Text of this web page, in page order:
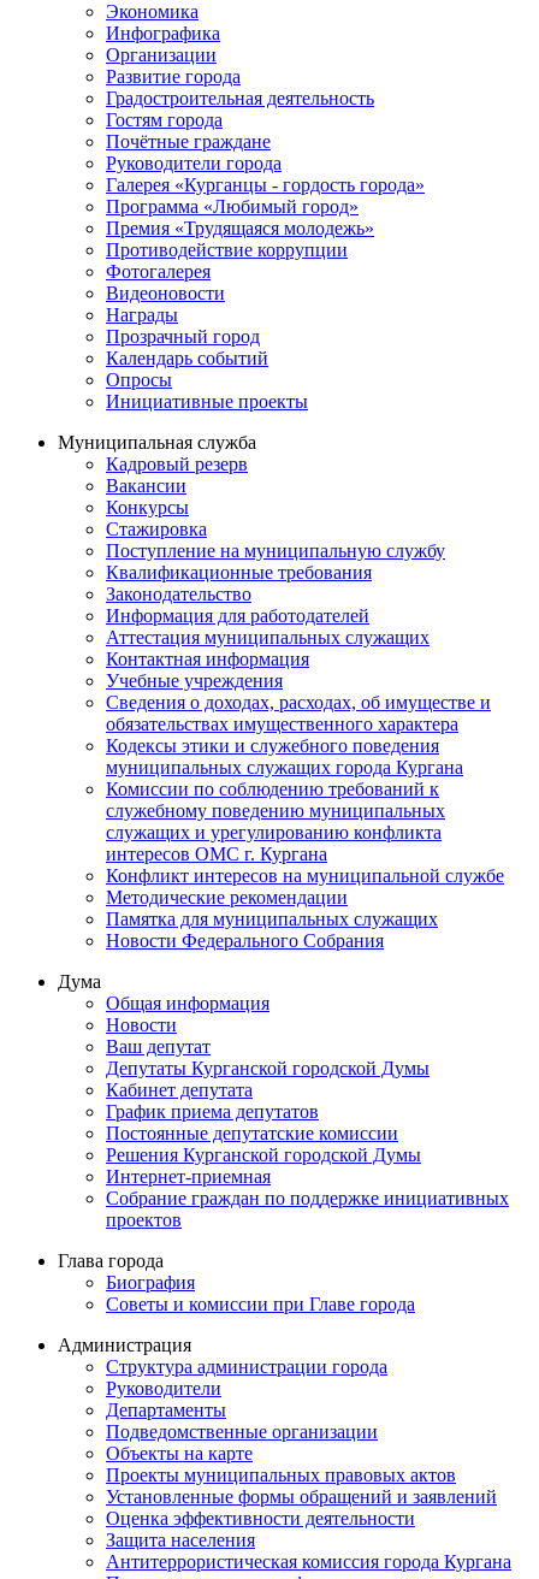
Экономика
Инфографика
Организации
Развитие города
Градостроительная деятельность
Гостям города
Почётные граждане
Руководители города
Галерея «Курганцы - гордость города»
Программа «Любимый город»
Премия «Трудящаяся молодежь»
Противодействие коррупции
Фотогалерея
Видеоновости
Награды
Прозрачный город
Календарь событий
Опросы
Инициативные проекты
Муниципальная служба
Кадровый резерв
Вакансии
Конкурсы
Стажировка
Поступление на муниципальную службу
Квалификационные требования
Законодательство
Информация для работодателей
Аттестация муниципальных служащих
Контактная информация
Учебные учреждения
Сведения о доходах, расходах, об имуществе и
обязательствах имущественного характера
Кодексы этики и служебного поведения
муниципальных служащих города Кургана
Комиссии по соблюдению требований к
служебному поведению муниципальных
служащих и урегулированию конфликта
интересов ОМС г. Кургана
Конфликт интересов на муниципальной службе
Методические рекомендации
Памятка для муниципальных служащих
Новости Федерального Cобрания
Дума
Общая информация
Новости
Ваш депутат
Депутаты Курганской городской Думы
Кабинет депутата
График приема депутатов
Постоянные депутатские комиссии
Решения Курганской городской Думы
Интернет-приемная
Собрание граждан по поддержке инициативных
проектов
Глава города
Биография
Советы и комиссии при Главе города
Администрация
Структура администрации города
Руководители
Департаменты
Подведомственные организации
Объекты на карте
Проекты муниципальных правовых актов
Установленные формы обращений и заявлений
Оценка эффективности деятельности
Защита населения
Антитеррористическая комиссия города Кургана